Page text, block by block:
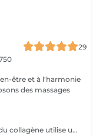
29
être et à l'harmonie
des massages
Microneedling ou thérapie d'induction du collagène utilise un petit appareil avec de minuscules aiguilles à usage unique qui produisent des microperforations de la couche superficielle de la peau pour stimuler la production de collagène et de faire pénétrer les ingrédients actifs du sérum dans la peau. Le nombre de séances dépend de la personne (son âge, l'état de la peau, l'effet recherché) et du produit choisi. En général, on réalise entre 2 et 5 séances espacées de 2 à 4 semaines. Une séance d'entretien est effectuée 1 à 2 fois par an.